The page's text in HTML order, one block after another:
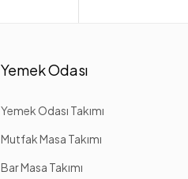
Yemek Odası
Yemek Odası Takımı
Mutfak Masa Takımı
Bar Masa Takımı